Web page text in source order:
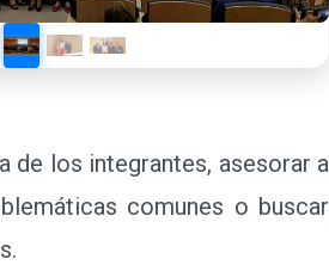
el proceso de transformación
como de estrategia